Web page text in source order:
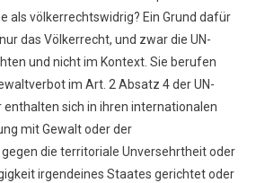
als völkerrechtswidrig? Ein Grund dafür
das Völkerrecht, und zwar die UN-
und nicht im Kontext. Sie berufen
im Art. 2 Absatz 4 der UN-
enthalten sich in ihren internationalen
mit Gewalt oder der
die territoriale Unversehrtheit oder
irgendeines Staates gerichtet oder